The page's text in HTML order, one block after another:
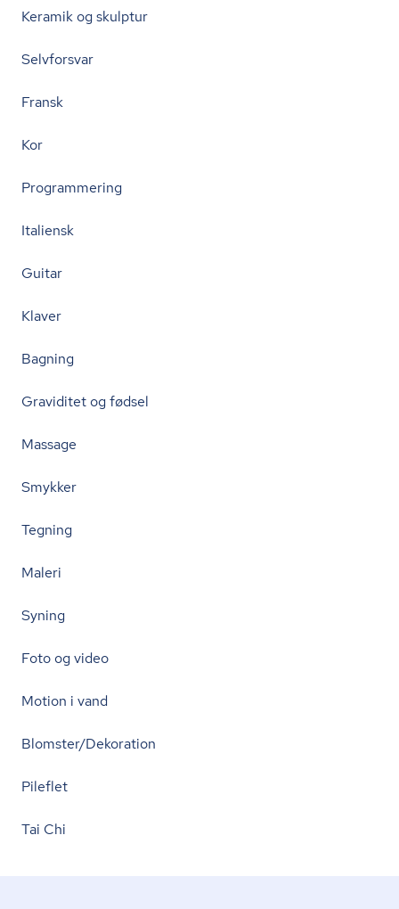
Keramik og skulptur
Selvforsvar
Fransk
Kor
Programmering
Italiensk
Guitar
Klaver
Bagning
Graviditet og fødsel
Massage
Smykker
Tegning
Maleri
Syning
Foto og video
Motion i vand
Blomster/Dekoration
Pileflet
Tai Chi